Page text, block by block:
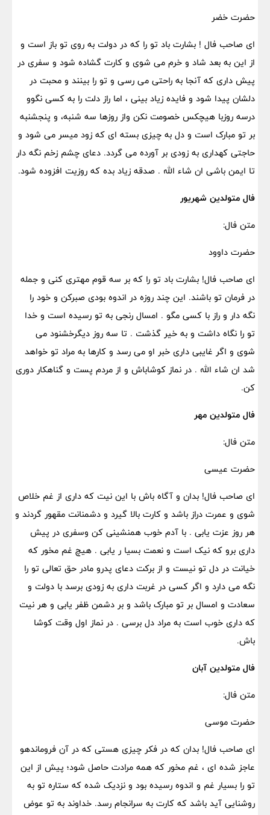
حضرت خضر
ای صاحب فال ! بشارت باد تو را که در دولت به روی تو باز است و
از این به بعد شاد و خرم می شوی و کارت گشاده شود و سفری در
پیش داری که آنجا به راحتی می رسی و تو را بینند و محبت در
دلشان پیدا شود و فایده زیاد بینی ، اما راز دلت را به کسی نگوو
درسه روزبا هیچکس خصومت نکن واز روزها سه شنبه، و پنجشنبه
بر تو مبارک است و دل به چیزی بسته ای که زود میسر می شود و
حاجتی کهداری به زودی بر آورده می گردد. دعای چشم زخم نگه دار
تا ایمن باشی ان شاء الله . صدقه زیاد بده که روزیت افزوده شود.
فال متولدین شهریور
متن فال:
حضرت داوود
ای صاحب فال! بشارت باد تو را که بر سه قوم مهتری کنی و جمله
در فرمان تو باشند. این چند روزه در اندوه بودی صبرکن و خود را
نگه دار و راز با کسی مگو . امسال رنجی به تو رسیده است و خدا
تو را نگاه داشت و به خیر گذشت . تا سه روز دیگرخشنود می
شوی و اگر غایبی داری خبر او می رسد و کارها به مراد تو خواهد
شد ان شاء الله . در نماز کوشاباش و از مردم پست و گناهکار دوری
کن.
فال متولدین مهر
متن فال:
حضرت عیسی
ای صاحب فال! بدان و آگاه باش با این نیت که داری از غم خلاص
شوی و عمرت دراز باشد و کارت بالا گیرد و دشمنانت مقهور گردند و
هر روز عزت یابی . با آدم خوب همنشینی کن وسفری در پیش
داری برو که نیک است و نعمت بسیا ر یابی . هیچ غم مخور که
خیانت در دل تو نیست و از برکت دعای پدرو مادر حق تعالی تو را
نگه می دارد و اگر کسی در غربت داری به زودی برسد با دولت و
سعادت و امسال بر تو مبارک باشد و بر دشمن ظفر یابی و هر نیت
که داری خوب است به مراد دل برسی . در نماز اول وقت کوشا
باش.
فال متولدین آبان
متن فال:
حضرت موسی
ای صاحب فال! بدان که در فکر چیزی هستی که در آن فروماندهو
عاجز شده ای ، غم مخور که همه مرادت حاصل شود؛ پیش از این
تو را بسیار غم و اندوه رسیده بود و نزدیک شده که ستاره تو به
روشنایی آید باشد که کارت به سرانجام رسد. خداوند به تو عوض